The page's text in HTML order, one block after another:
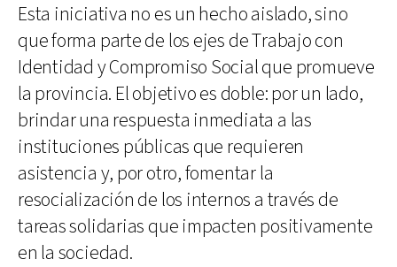
Esta iniciativa no es un hecho aislado, sino
que forma parte de los ejes de Trabajo con
Identidad y Compromiso Social que promueve
la provincia. El objetivo es doble: por un lado,
brindar una respuesta inmediata a las
instituciones públicas que requieren
asistencia y, por otro, fomentar la
resocialización de los internos a través de
tareas solidarias que impacten positivamente
en la sociedad.